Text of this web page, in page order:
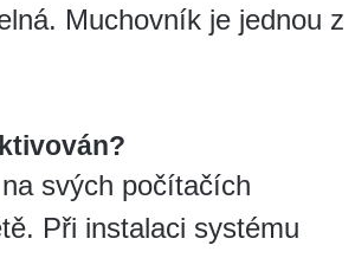
Muchovník je jednou z
svých počítačích
Při instalaci systému